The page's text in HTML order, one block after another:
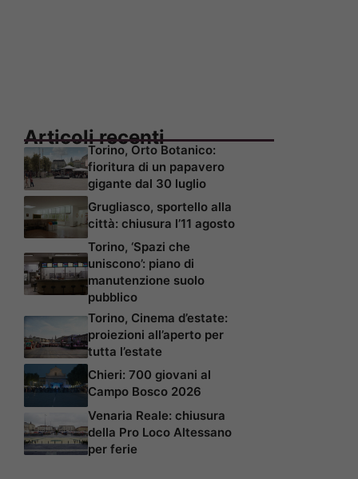
Articoli recenti
Torino, Orto Botanico:
fioritura di un papavero
gigante dal 30 luglio
Grugliasco, sportello alla
città: chiusura l’11 agosto
Torino, ‘Spazi che
uniscono’: piano di
manutenzione suolo
pubblico
Torino, Cinema d’estate:
proiezioni all’aperto per
tutta l’estate
Chieri: 700 giovani al
Campo Bosco 2026
Venaria Reale: chiusura
della Pro Loco Altessano
per ferie